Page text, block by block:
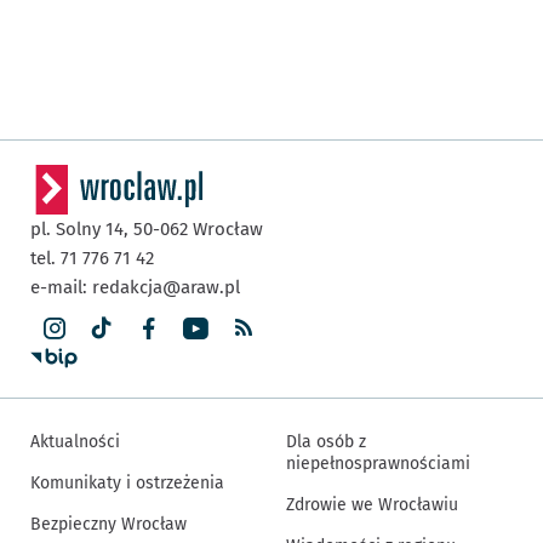
pl. Solny 14, 50-062 Wrocław
tel. 71 776 71 42
e-mail: redakcja@araw.pl
Aktualności
Komunikaty i ostrzeżenia
Bezpieczny Wrocław
Dla osób z
niepełnosprawnościami
Zdrowie we Wrocławiu